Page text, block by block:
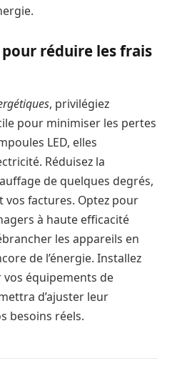
réduire les frais
, privilégiez
pour minimiser les pertes
LED, elles
Réduisez la
de quelques degrés,
vos factures. Optez pour
à haute efficacité
les appareils en
de l’énergie. Installez
équipements de
d’ajuster leur
besoins réels.